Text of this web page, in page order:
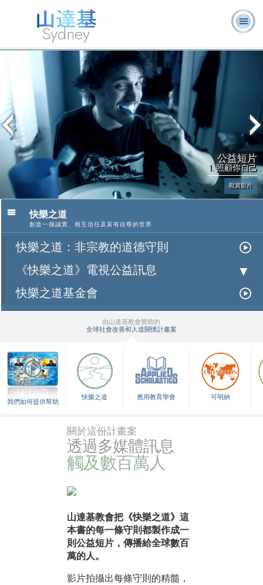
Sydney
L. 羅恩 賀
什麼是山達
基？
志願牧
師
常見的問
題
公益短片
1. 照顧你自己
觀賞影片
快樂之道
創造一個誠實、相互信任及富有自尊的世界
快樂之道：非宗教的道德守則
《快樂之道》電視公益訊息
快樂之道基金會
由山達基教會贊助的
全球社會改善和人道關懷計畫案
我們如何提供幫助
快樂之道 應用教育學會 可明納
關於這份計畫案
透過多媒體訊息
觸及數百萬人
山達基教會把《快樂之道》這
本書的每一條守則都製作成一
則公益短片，傳播給全球數百
萬的人。
影片拍攝出每條守則的精髓，